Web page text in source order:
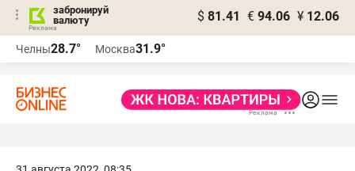
забронируй
валюту
$ 81.41 € 94.06 ¥ 12.06
Челны28.7° Москва31.9°